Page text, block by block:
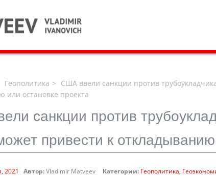
Геополитика
США ввели санкции против
или остановке проекта
санкции против
привести к
2021 Автор:Vladimir Matveev Категории: Геополитика